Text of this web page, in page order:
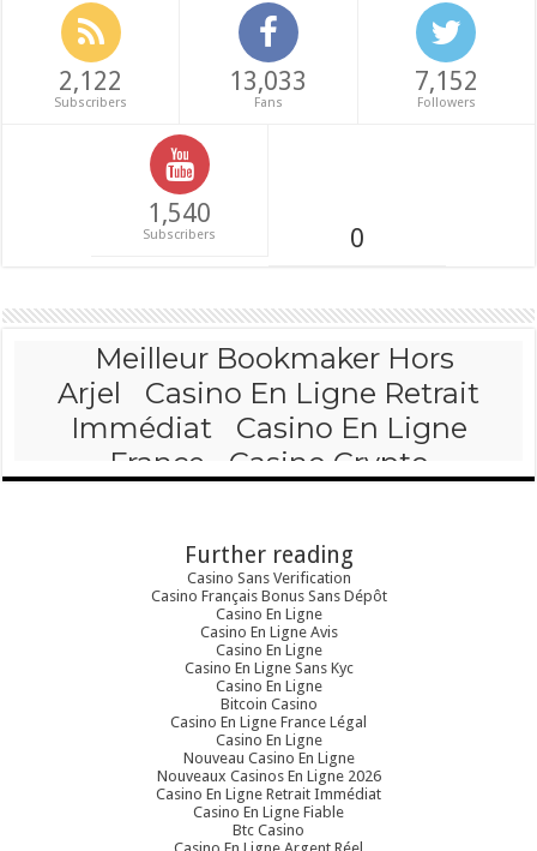
2,122
Subscribers
13,033
Fans
7,152
Followers
1,540
Subscribers 0
Further reading
Casino Sans Verification
Casino Français Bonus Sans Dépôt
Casino En Ligne
Casino En Ligne Avis
Casino En Ligne
Casino En Ligne Sans Kyc
Casino En Ligne
Bitcoin Casino
Casino En Ligne France Légal
Casino En Ligne
Nouveau Casino En Ligne
Nouveaux Casinos En Ligne 2026
Casino En Ligne Retrait Immédiat
Casino En Ligne Fiable
Btc Casino